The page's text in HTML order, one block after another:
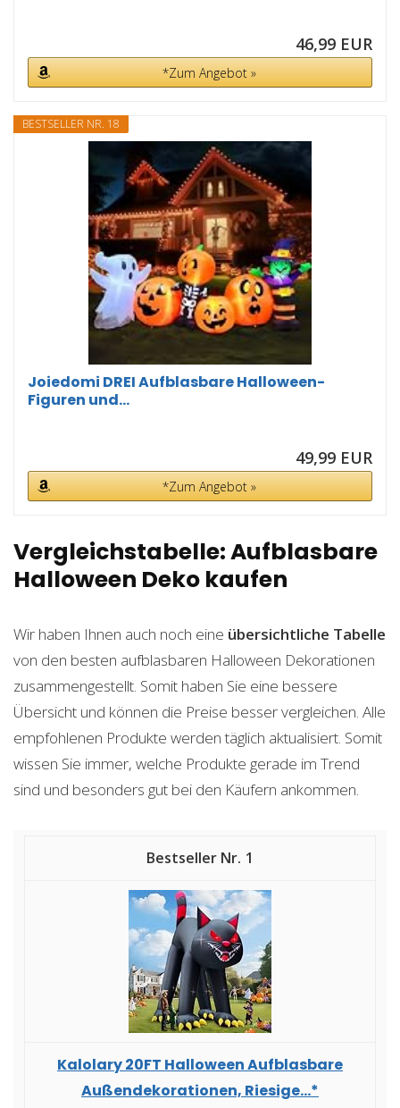
46,99 EUR
*Zum Angebot »
BESTSELLER NR. 18
Joiedomi DREI Aufblasbare Halloween-
Figuren und...
49,99 EUR
*Zum Angebot »
Vergleichstabelle: Aufblasbare
Halloween Deko kaufen
Wir haben Ihnen auch noch eine übersichtliche Tabelle
von den besten aufblasbaren Halloween Dekorationen
zusammengestellt. Somit haben Sie eine bessere
Übersicht und können die Preise besser vergleichen. Alle
empfohlenen Produkte werden täglich aktualisiert. Somit
wissen Sie immer, welche Produkte gerade im Trend
sind und besonders gut bei den Käufern ankommen.
1
Kalolary 20FT Halloween Aufblasbare
Außendekorationen, Riesige...*